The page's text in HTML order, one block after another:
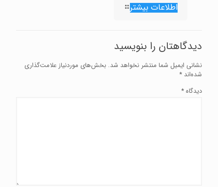
اطلاعات بیشتر
دیدگاهتان را بنویسید
نشانی ایمیل شما منتشر نخواهد شد. بخش‌های موردنیاز علامت‌گذاری
شده‌اند *
دیدگاه*